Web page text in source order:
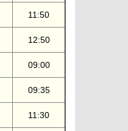
11:50
12:50
09:00
09:35
11:30